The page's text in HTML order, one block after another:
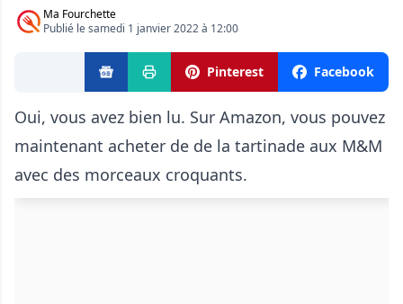
Ma Fourchette
Publié le samedi 1 janvier 2022 à 12:00
Pinterest Facebook
Oui, vous avez bien lu. Sur Amazon, vous pouvez
maintenant acheter de de la tartinade aux M&M
avec des morceaux croquants.